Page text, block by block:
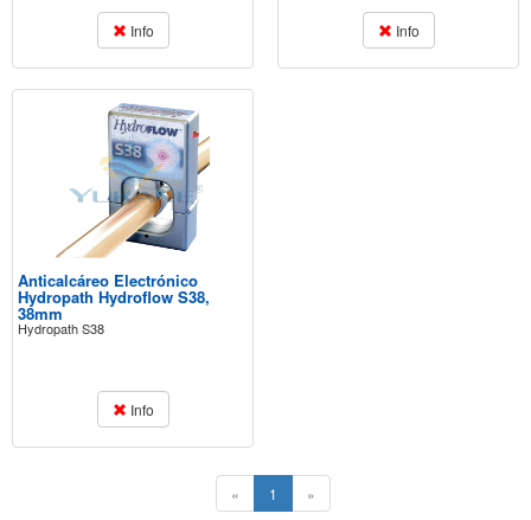
Info Info
Anticalcáreo Electrónico
Hydropath Hydroflow S38,
38mm
Hydropath S38
Info
« 1 (current)
»